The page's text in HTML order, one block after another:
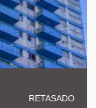
RETASADO